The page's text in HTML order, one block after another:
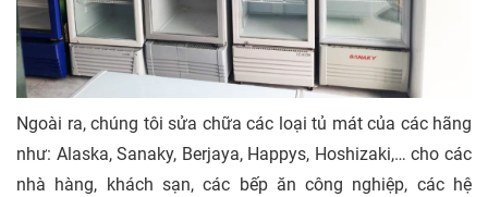
Ngoài ra, chúng tôi sửa chữa các loại tủ mát của các hãng
như: Alaska, Sanaky, Berjaya, Happys, Hoshizaki,… cho các
nhà hàng, khách sạn, các bếp ăn công nghiệp, các hệ